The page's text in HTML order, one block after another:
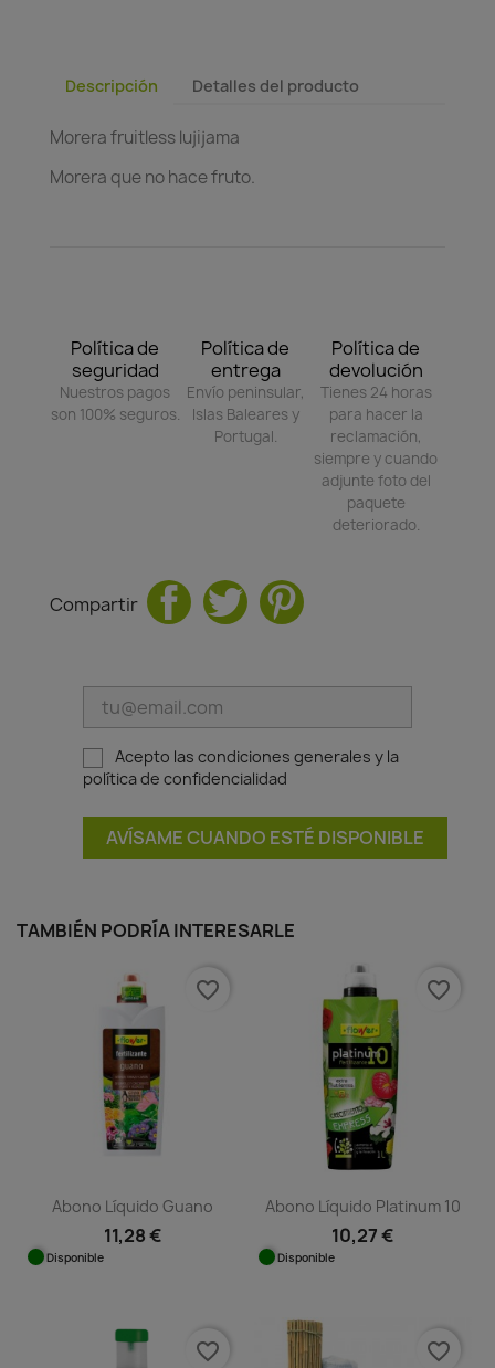
Descripción Detalles del producto
Morera fruitless lujijama
Morera que no hace fruto.
Política de
seguridad
Nuestros pagos
son 100% seguros.
Política de
entrega
Envío peninsular,
Islas Baleares y
Portugal.
Política de
devolución
Tienes 24 horas
para hacer la
reclamación,
siempre y cuando
adjunte foto del
paquete
deteriorado.
Compartir
Acepto las condiciones generales y la
política de confidencialidad
AVÍSAME CUANDO ESTÉ DISPONIBLE
TAMBIÉN PODRÍA INTERESARLE
Abono Líquido Guano
11,28 €
Disponible
favorite_border
Abono Líquido Platinum 10
10,27 €
Disponible
favorite_border
favorite_border favorite_border